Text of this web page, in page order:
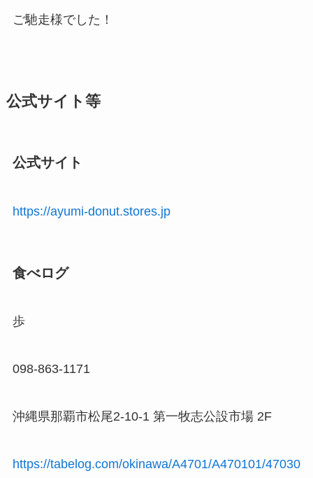
ご馳走様でした！
公式サイト等
公式サイト
https://ayumi-donut.stores.jp
食べログ
歩
098-863-1171
沖縄県那覇市松尾2-10-1 第一牧志公設市場 2F
https://tabelog.com/okinawa/A4701/A470101/47030